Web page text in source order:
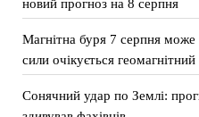
новий прогноз на 8 серпня
Магнітна буря 7 серпня може
сили очікується
Сонячний удар по Землі: